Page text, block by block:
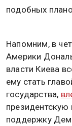
подобных
Напомним, в
Америки
власти Киева
ему стать
государства,
президентскую
поддержку